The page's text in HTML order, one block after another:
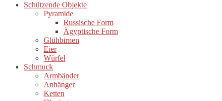
Schützende Objekte
Pyramide
Russische Form
Ägyptische Form
Glühbirnen
Eier
Würfel
Schmuck
Armbänder
Anhänger
Ketten